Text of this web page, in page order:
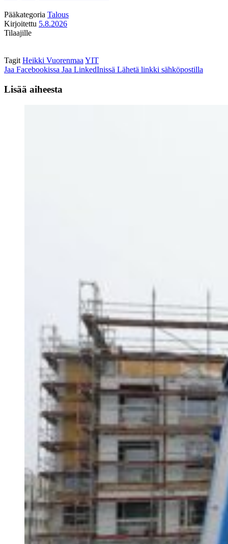
Pääkategoria Talous
Kirjoitettu 5.8.2026
Tilaajille
Tagit Heikki Vuorenmaa YIT
Jaa Facebookissa Jaa LinkedInissä Lähetä linkki sähköpostilla
Lisää aiheesta